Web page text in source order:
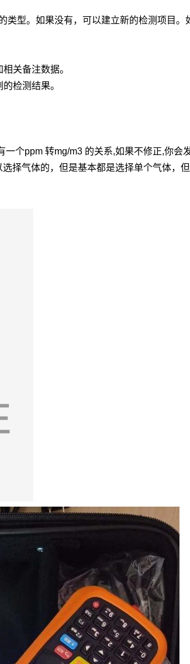
型。如果没有，可以建立新的检测项目
关备注数据。
检测结果。
个ppm 转mg/m3 的关系,如果不修正,你会
择气体的，但是基本都是选择单个气体，